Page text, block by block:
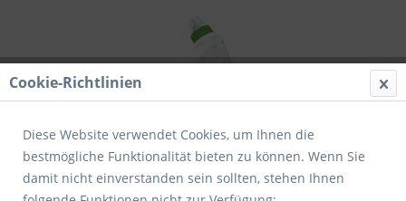
Cookie-Richtlinien
Diese Website verwendet Cookies, um Ihnen die
bestmögliche Funktionalität bieten zu können. Wenn Sie
damit nicht einverstanden sein sollten, stehen Ihnen